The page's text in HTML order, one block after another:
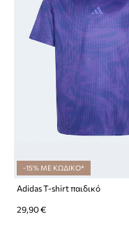
-15% ΜΕ ΚΩΔΙΚΟ*
Adidas T-shirt παιδικό
29,90 €